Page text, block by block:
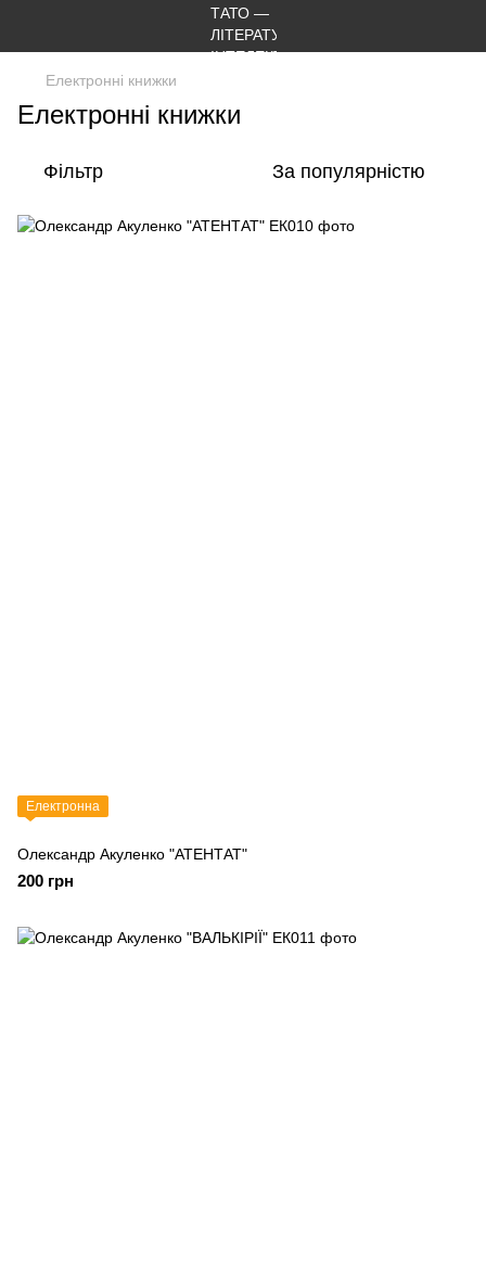
Електронні книжки
Електронні книжки
Фільтр За популярністю
Електронна
Олександр Акуленко "АТЕНТАТ"
200 грн